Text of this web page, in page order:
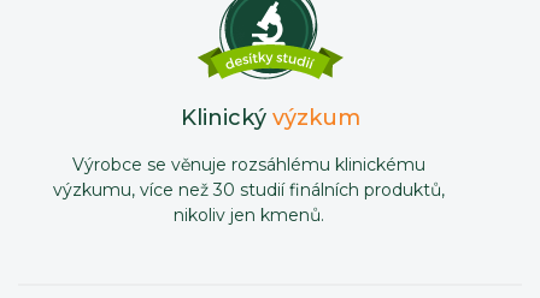
Klinický výzkum
Výrobce se věnuje rozsáhlému klinickému
výzkumu, více než 30 studií finálních produktů,
nikoliv jen kmenů.